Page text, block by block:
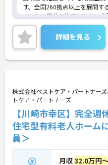
す。全国260拠点以上を展開す
のもと、正社員比率94%とい
構築しています。資格手当や
専門資格と成果が収入に直結す
ます。夜勤なしの完全週休2日
し、日々の記録業務はスマー
め、施設勤務特有の不規則な
談で不安を解消できるフォロ
祉士の資格取得やサ責や管理者
アップを目指す有資格者の方
す。
★おすすめPOINT★
【夜勤なし・曜日固定の休日
えた働き方が実現できます】
・8:00～19:00の間での実働8
しないため、生活リズムを整
詳細を見る
株式会社ベストケア・パートナー
トケア・パートナーズ
【川崎市幸区】完全
住宅型有料老人ホーム
員＞
月収32.0万円